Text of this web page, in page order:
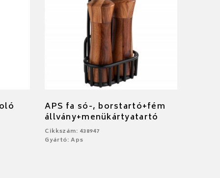
APS fa só-, borstartó+fém
állvány+menükártyatartó
Cikkszám: 438947
Gyártó: Aps